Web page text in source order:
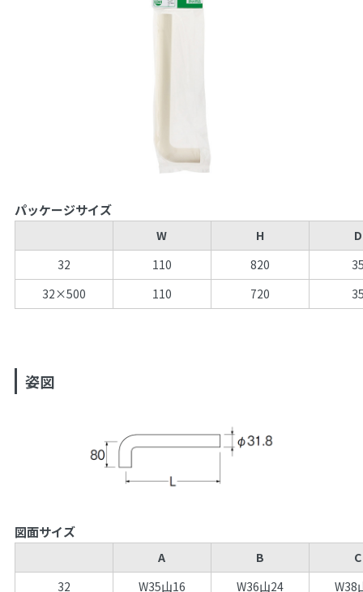
パッケージサイズ
W H
D
32
110 820
32×500
110 720
姿図
図面サイズ
A B
C
32
W35山16 W36山24 W38